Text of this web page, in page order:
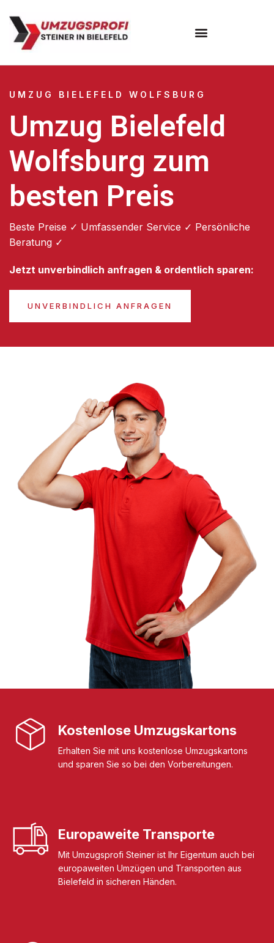
UMZUG BIELEFELD WOLFSBURG
Umzug Bielefeld
Wolfsburg zum
besten Preis
Beste Preise ✓ Umfassender Service ✓ Persönliche
Beratung ✓
Jetzt unverbindlich anfragen & ordentlich sparen:
UNVERBINDLICH ANFRAGEN
Kostenlose Umzugskartons
Erhalten Sie mit uns kostenlose Umzugskartons
und sparen Sie so bei den Vorbereitungen.
Europaweite Transporte
Mit Umzugsprofi Steiner ist Ihr Eigentum auch bei
europaweiten Umzügen und Transporten aus
Bielefeld in sicheren Händen.